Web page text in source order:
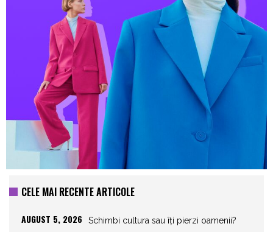
CELE MAI RECENTE ARTICOLE
AUGUST 5, 2026 Schimbi cultura sau îți pierzi oamenii?